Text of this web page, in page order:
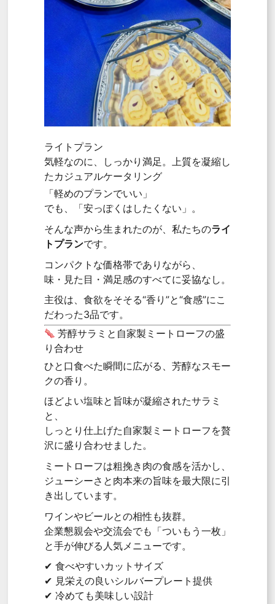
ライトプラン
気軽なのに、しっかり満足。上質を凝縮し
たカジュアルケータリング
「軽めのプランでいい」
でも、「安っぽくはしたくない」。
そんな声から生まれたのが、私たちのライ
トプランです。
コンパクトな価格帯でありながら、
味・見た目・満足感のすべてに妥協なし。
主役は、食欲をそそる“香り”と“食感”にこ
だわった3品です。
芳醇サラミと自家製ミートローフの盛
り合わせ
ひと口食べた瞬間に広がる、芳醇なスモー
クの香り。
ほどよい塩味と旨味が凝縮されたサラミ
と、
しっとり仕上げた自家製ミートローフを贅
沢に盛り合わせました。
ミートローフは粗挽き肉の食感を活かし、
ジューシーさと肉本来の旨味を最大限に引
き出しています。
ワインやビールとの相性も抜群。
企業懇親会や交流会でも「ついもう一枚」
と手が伸びる人気メニューです。
✔ 食べやすいカットサイズ
✔ 見栄えの良いシルバープレート提供
✔ 冷めても美味しい設計